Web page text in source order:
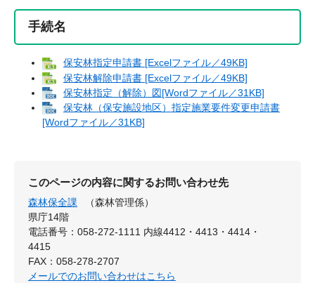
手続名
保安林指定申請書 [Excelファイル／49KB]
保安林解除申請書 [Excelファイル／49KB]
保安林指定（解除）図[Wordファイル／31KB]
保安林（保安施設地区）指定施業要件変更申請書
[Wordファイル／31KB]
このページの内容に関するお問い合わせ先
森林保全課
（森林管理係）
県庁14階
電話番号：058-272-1111 内線4412・4413・4414・
4415
FAX：058-278-2707
メールでのお問い合わせはこちら